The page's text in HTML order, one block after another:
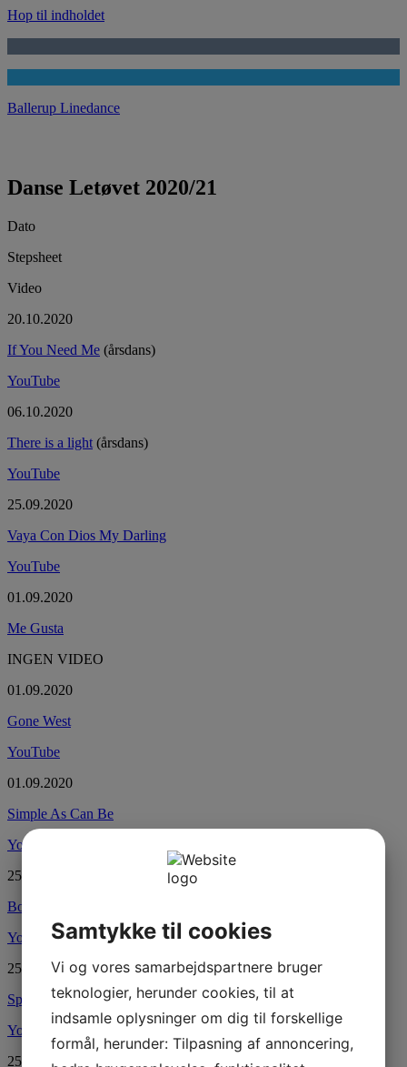
Hop til indholdet
Ballerup Linedance
Danse Letøvet 2020/21
Dato
Stepsheet
Video
20.10.2020
If You Need Me (årsdans)
YouTube
06.10.2020
There is a light (årsdans)
YouTube
25.09.2020
Vaya Con Dios My Darling
YouTube
01.09.2020
Me Gusta
INGEN VIDEO
01.09.2020
Gone West
YouTube
01.09.2020
Simple As Can Be
YouTube
25.08.2020
Bonaparte’s Retraet
YouTube
25.08.2020
Spread My Wings & Fly
YouTube
25.08.2020
Samtykke til cookies
Vi og vores samarbejdspartnere bruger
teknologier, herunder cookies, til at
indsamle oplysninger om dig til forskellige
formål, herunder: Tilpasning af annoncering,